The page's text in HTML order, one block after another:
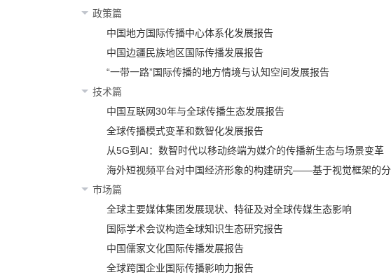
政策篇
中国地方国际传播中心体系化发展报告
中国边疆民族地区国际传播发展报告
“一带一路”国际传播的地方情境与认知空间发展报告
技术篇
中国互联网30年与全球传播生态发展报告
全球传播模式变革和数智化发展报告
从5G到AI：数智时代以移动终端为媒介的传播新生态与场景变革
海外短视频平台对中国经济形象的构建研究——基于视觉框架的
市场篇
全球主要媒体集团发展现状、特征及对全球传媒生态影响
国际学术会议构造全球知识生态研究报告
中国儒家文化国际传播发展报告
全球跨国企业国际传播影响力报告